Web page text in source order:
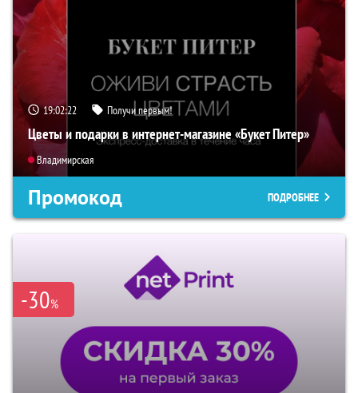
19:02:21 Получи первым!
Цветы и подарки в интернет-магазине «Букет Питер»
Владимирская
Промокод ПОДРОБНЕЕ
-30%